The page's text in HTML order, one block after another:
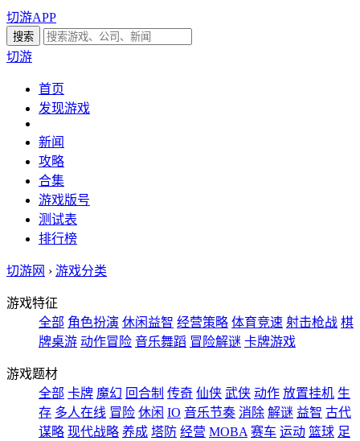
切游APP
切游
首页
发现游戏
新闻
攻略
合集
游戏版号
测试表
排行榜
切游网 › 游戏分类
游戏特征
全部 角色扮演 休闲益智 经营策略 体育竞速 射击枪战 棋
牌桌游 动作冒险 音乐舞蹈 冒险解谜 卡牌游戏
游戏题材
全部 卡牌 魔幻 回合制 传奇 仙侠 武侠 动作 放置挂机 生
存 多人在线 冒险 休闲 IO 音乐节奏 消除 解谜 益智 古代
谋略 现代战略 养成 塔防 经营 MOBA 赛车 运动 篮球 足